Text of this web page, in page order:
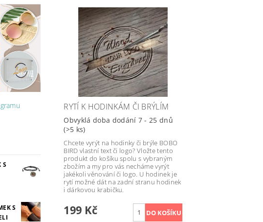
S
S
RYTÍ K HODINKÁM ČI BRÝLÍM
Obvyklá doba dodání 7 - 25 dnů
(>5 ks)
Chcete vyrýt na hodinky či brýle BOBO
BIRD vlastní text či logo? Vložte tento
produkt do košíku spolu s vybraným
zbožím a my pro vás necháme vyrýt
jakékoli věnování či logo. U hodinek je
rytí možné dát na zadní stranu hodinek
i dárkovou krabičku.
199 Kč